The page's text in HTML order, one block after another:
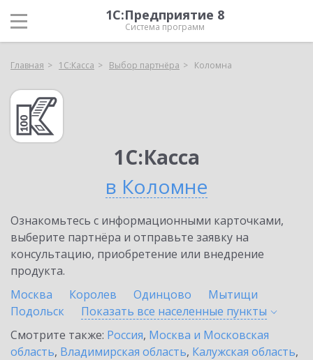
1С:Предприятие 8
Система программ
Главная 1С:Касса Выбор партнёра Коломна
1С:Касса
в Коломне
Ознакомьтесь с информационными карточками,
выберите партнёра и отправьте заявку на
консультацию, приобретение или внедрение
продукта.
Москва
Королев Одинцово
Мытищи
Подольск
Показать все населенные пункты
Смотрите также: Россия, Москва и Московская
область, Владимирская область, Калужская область,